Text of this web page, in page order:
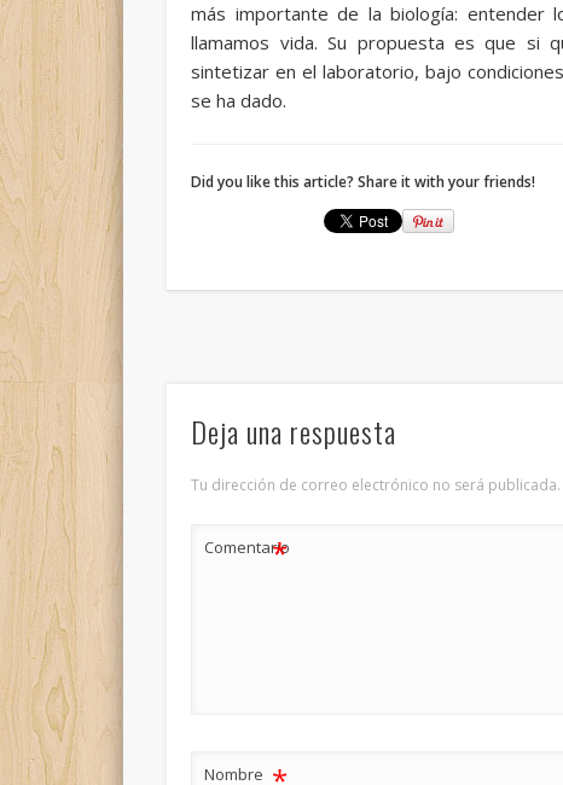
más importante de la biología: entender
llamamos vida. Su propuesta es que si
sintetizar en el laboratorio, bajo
se ha dado.
Did you like this article? Share it with your friends!
Deja una respuesta
Tu dirección de correo electrónico no será publicada.
Comentario
*
Nombre